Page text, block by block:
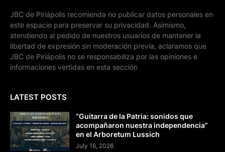
JBC de Piriápolis recomienda no publicar datos personales en
este espacio para preservar su privacidad. Asimismo,
atendiendo al pedido de nuestros usuarios de mantener la
libertad de expresión sin moderación previa, aclaramos que
JBC de Piriápolis no se responsabiliza por las opiniones e
informaciones vertidas en esta sección
LATEST POSTS
“Guitarra de la Patria: sonidos que
acompañaron nuestra independencia”
en el Arboretum Lussich
July 16, 2026